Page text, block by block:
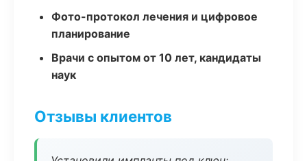
Фото-протокол лечения и цифровое
планирование
Врачи с опытом от 10 лет, кандидаты
наук
Отзывы клиентов